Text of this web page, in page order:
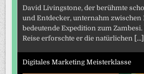
David Livingstone, der berühmte
und Entdecker, unternahm zwischen
bedeutende Expedition zum
Reise erforschte er die natürlichen [...]
Digitales Marketing Meisterklasse